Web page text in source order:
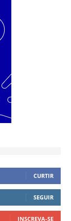
CURTIR
SEGUIR
INSCREVA-SE